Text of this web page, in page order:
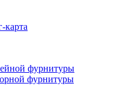
карта
фурнитуры
фурнитуры